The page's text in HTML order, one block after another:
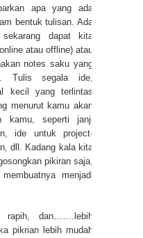
apa yang ada
bentuk tulisan. Ada
dapat kita
atau offline) atau
notes saku yang
Tulis segala ide,
kecil yang terlintas
menurut kamu akan
kamu, seperti janji
ide untuk project-
dll. Kadang kala kita
pikiran saja,
menjadi
rapih, dan…….lebih
pikrian lebih mudah